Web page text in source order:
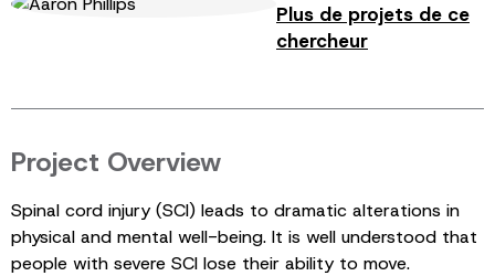
Plus de projets de ce
chercheur
Project Overview
Spinal cord injury (SCI) leads to dramatic alterations in
physical and mental well-being. It is well understood that
people with severe SCI lose their ability to move.